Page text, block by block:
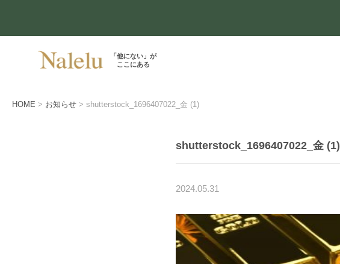
「他にない」が
ここにある
HOME お知らせ shutterstock_1696407022_金 (1)
shutterstock_1696407022_金 (1)
2024.05.31